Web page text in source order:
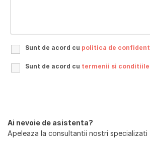
Sunt de acord cu politica de
Sunt de acord cu termenii si
Ai nevoie de asistenta?
Apeleaza la consultantii nostri specializati